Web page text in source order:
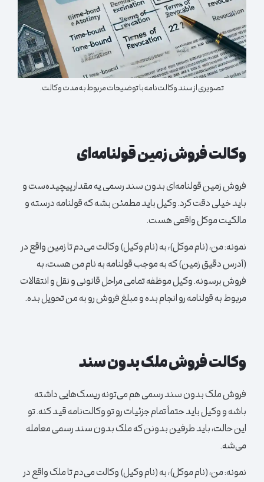
تصویری از سند وکالت‌نامه با توضیحات مربوط به مدت وکالت.
وکالت فروش زمین قولنامه‌ای
فروش زمین قولنامه‌ای بدون سند رسمی یه مقدار پیچیده‌ست و
باید خیلی دقت کرد. وکیل باید مطمئن بشه که قولنامه درسته و
مالکیت موکل واقعی هست.
نمونه:من، (نام موکل)، به (نام وکیل) وکالت می‌دم تا زمین واقع در
(آدرس دقیق زمین) که به موجب قولنامه به نام من هست، به
فروش برسونه. وکیل موظفه تمامی مراحل قانونی و نقل و انتقالات
مربوط به قولنامه رو انجام بده و مبلغ فروش رو به من تحویل بده.
وکالت فروش ملک بدون سند
فروش ملک بدون سند رسمی هم می‌تونه ریسک‌هایی داشته
باشه و وکیل باید حتماً تمام جزئیات رو تو وکالت‌نامه قید کنه. تو
این حالت، باید طرفین بدونن که ملک بدون سند رسمی معامله
می‌شه.
نمونه:من، (نام موکل)، به (نام وکیل) وکالت می‌دم تا ملک واقع در